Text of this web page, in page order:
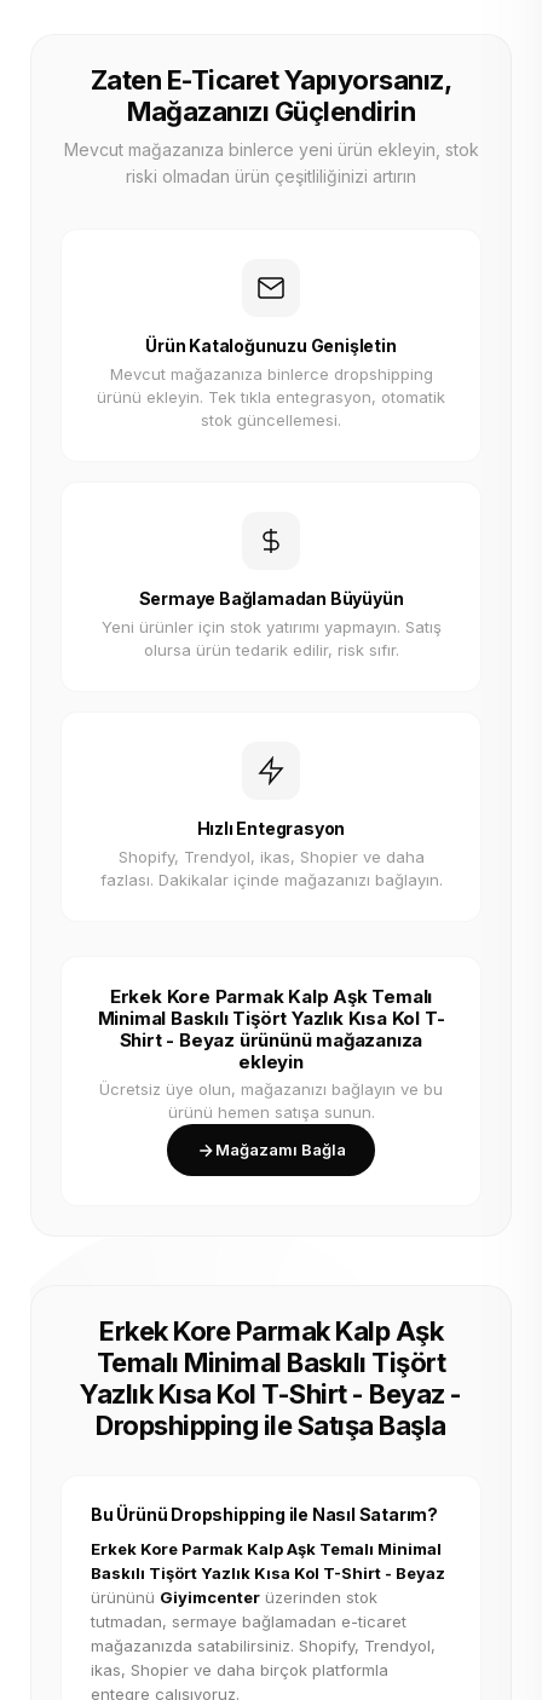
Zaten E-Ticaret Yapıyorsanız,
Mağazanızı Güçlendirin
Mevcut mağazanıza binlerce yeni ürün ekleyin, stok
riski olmadan ürün çeşitliliğinizi artırın
Ürün Kataloğunuzu Genişletin
Mevcut mağazanıza binlerce dropshipping
ürünü ekleyin. Tek tıkla entegrasyon, otomatik
stok güncellemesi.
Sermaye Bağlamadan Büyüyün
Yeni ürünler için stok yatırımı yapmayın. Satış
olursa ürün tedarik edilir, risk sıfır.
Hızlı Entegrasyon
Shopify, Trendyol, ikas, Shopier ve daha
fazlası. Dakikalar içinde mağazanızı bağlayın.
Erkek Kore Parmak Kalp Aşk Temalı
Minimal Baskılı Tişört Yazlık Kısa Kol T-
Shirt - Beyaz ürününü mağazanıza
ekleyin
Ücretsiz üye olun, mağazanızı bağlayın ve bu
ürünü hemen satışa sunun.
Mağazamı Bağla
Erkek Kore Parmak Kalp Aşk
Temalı Minimal Baskılı Tişört
Yazlık Kısa Kol T-Shirt - Beyaz -
Dropshipping ile Satışa Başla
Bu Ürünü Dropshipping ile Nasıl Satarım?
Erkek Kore Parmak Kalp Aşk Temalı Minimal
Baskılı Tişört Yazlık Kısa Kol T-Shirt - Beyaz
ürününü Giyimcenter üzerinden stok
tutmadan, sermaye bağlamadan e-ticaret
mağazanızda satabilirsiniz. Shopify, Trendyol,
ikas, Shopier ve daha birçok platformla
entegre çalışıyoruz.